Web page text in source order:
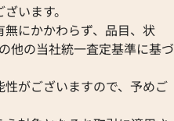
います。
にかかわらず、品目、状
他の当社統一査定基準に基づ
がございますので、予めご